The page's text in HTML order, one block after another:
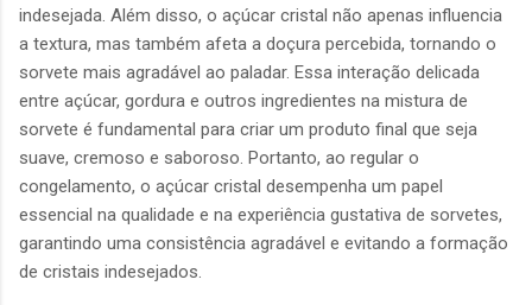
indesejada. Além disso, o açúcar cristal não apenas influencia
a textura, mas também afeta a doçura percebida, tornando o
sorvete mais agradável ao paladar. Essa interação delicada
entre açúcar, gordura e outros ingredientes na mistura de
sorvete é fundamental para criar um produto final que seja
suave, cremoso e saboroso. Portanto, ao regular o
congelamento, o açúcar cristal desempenha um papel
essencial na qualidade e na experiência gustativa de sorvetes,
garantindo uma consistência agradável e evitando a formação
de cristais indesejados.